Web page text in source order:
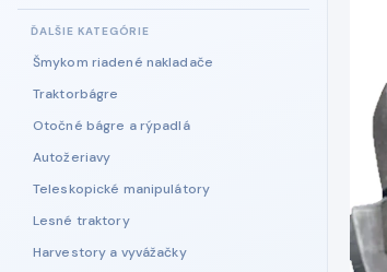
Šmykom riadené nakladače
Traktorbágre
Otočné bágre a rýpadlá
Autožeriavy
Teleskopické manipulátory
Lesné traktory
Harvestory a vyvážačky